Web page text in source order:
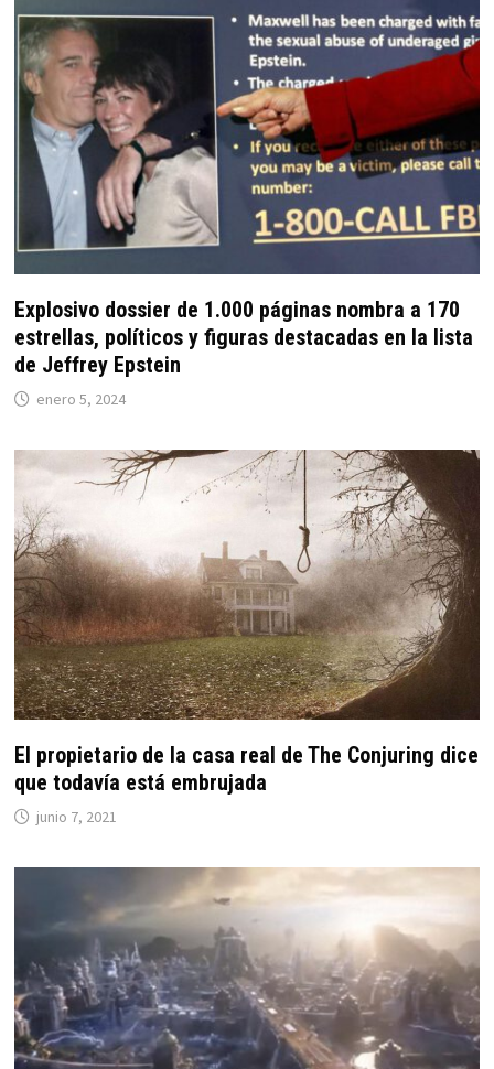
Explosivo dossier de 1.000 páginas nombra a 170
estrellas, políticos y figuras destacadas en la lista
de Jeffrey Epstein
enero 5, 2024
El propietario de la casa real de The Conjuring dice
que todavía está embrujada
junio 7, 2021